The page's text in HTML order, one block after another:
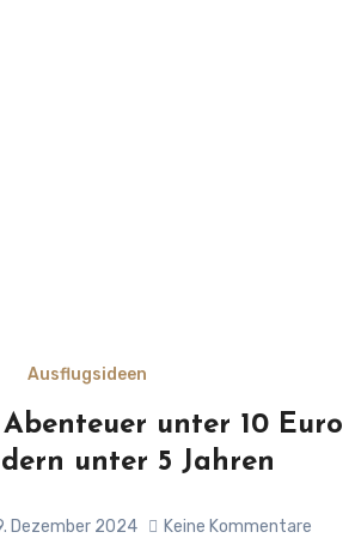
Ausflugsideen
unter 10 Euro
unter 5 Jahren
Dezember 2024 Keine Kommentare